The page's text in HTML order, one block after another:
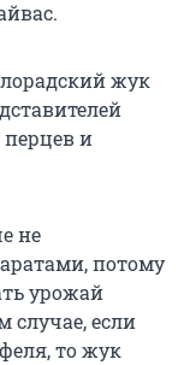
жук
и
не
потому
урожай
если
то жук